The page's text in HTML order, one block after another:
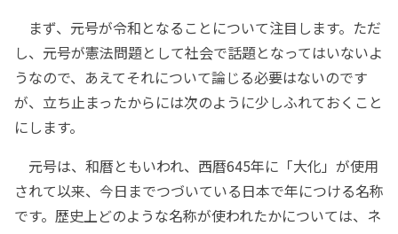
まず、元号が令和となることについて注目します。ただ
し、元号が憲法問題として社会で話題となってはいないよ
うなので、あえてそれについて論じる必要はないのです
が、立ち止まったからには次のように少しふれておくこと
にします。
元号は、和暦ともいわれ、西暦645年に「大化」が使用
されて以来、今日までつづいている日本で年につける名称
です。歴史上どのような名称が使われたかについては、ネ